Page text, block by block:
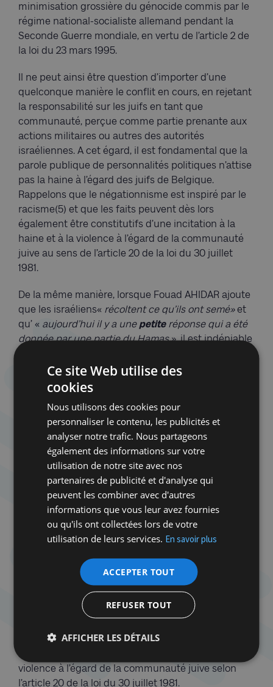
minimisation grossière du génocide commis par le
régime national-socialiste allemand pendant la
Seconde Guerre mondiale, en vertu de l’article 2 de
la loi du 23 mars 1995.
Il ne peut ainsi être question d’importer d’une
quelconque manière le conflit en cours, en rejetant
la responsabilité sur les juifs en tant que
communauté, perçue comme partie prenante aux
actions militaires ou autres des autorités
israéliennes. A cet égard, il est fondamental que la
parole publique de personnalités politiques n’attise
pas la haine à l’égard des juifs de Belgique.
Rappelons que le négationnisme est inspiré par le
racisme(5) et que les faits peuvent dès lors
également être constitutifs d’une incitation à la
haine et à la violence à l’égard de la communauté
juive au sens de l’article 20 de la loi du 30 juillet
1981.
De la même manière, lorsque Fouad AHIDAR ajoute
que les israéliens« récoltent ce qu’ils ont semé»et
qu’ « aujourd’hui il y a une petite réponse qui a été
donnéepar une partie du Hamas», il est indéniable
violence à l’égard de la communauté juive selon
l’article 20 de la loi du 30 juillet 1981.
4.D’autre part et de manière tout aussi choquante,
la sénatriceNadia EL YOUSFI, issue du parti
socialiste, a tenu le, le 18 décembre dernier, des
propos scandaleux et antisémites, lors de l’audition
de l’ambassadrice d’Israël, Madame Idit
ROSENZWEIG-ABU, par la commission du
renouveau démocratique, de la citoyenneté et des
affaires internationales du Sénat. Ces propos sont
les suivants:«Ilya aussi des rabbins qui sont
quand même inspectés (?)surplace, qui appellent
notamment au viol des femmes palestiniennes, et
(6)
L’ambassadrice était tellement abasourdie par ces
propos qu’elle a cru à une erreur de traduction …
Ces propos calomnieux et diffamatoires sont
violence à l’égard de la communauté juive selon
l’article 20 de la loi du 30 juillet 1981.
Ce site Web utilise des
cookies
Nous utilisons des cookies pour
personnaliser le contenu, les publicités et
analyser notre trafic. Nous partageons
également des informations sur votre
utilisation de notre site avec nos
partenaires de publicité et d'analyse qui
peuvent les combiner avec d'autres
informations que vous leur avez fournies
ou qu'ils ont collectées lors de votre
utilisation de leurs services. En savoir plus
ACCEPTER TOUT
REFUSER TOUT
AFFICHER LES DÉTAILS